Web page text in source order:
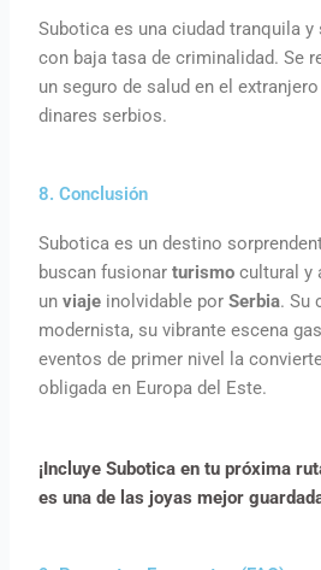
Subotica es una ciudad tranquila
con baja tasa de criminalidad. Se
un seguro de salud en el
dinares serbios.
8. Conclusión
Subotica es un destino
buscan fusionarturismo cultural y
unviaje inolvidable porSerbia. Su
modernista, su vibrante escena
eventos de primer nivel la
obligada en Europa del Este.
¡Incluye Subotica en tu próxima
es una de las joyas mejor